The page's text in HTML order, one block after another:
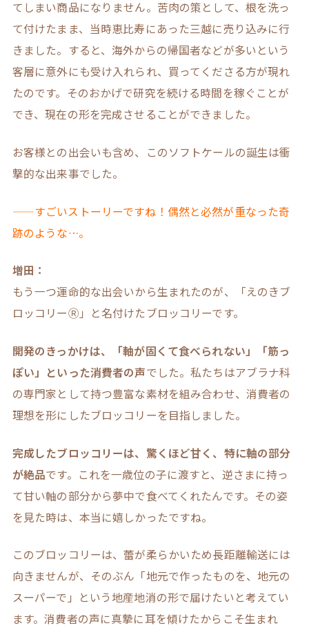
てしまい商品になりません。苦肉の策として、根を洗っ
て付けたまま、当時恵比寿にあった三越に売り込みに行
きました。すると、海外からの帰国者などが多いという
客層に意外にも受け入れられ、買ってくださる方が現れ
たのです。そのおかげで研究を続ける時間を稼ぐことが
でき、現在の形を完成させることができました。
お客様との出会いも含め、このソフトケールの誕生は衝
撃的な出来事でした。
——すごいストーリーですね！偶然と必然が重なった奇
跡のような…。
増田：
もう一つ運命的な出会いから生まれたのが、「えのきブ
ロッコリーⓇ」と名付けたブロッコリーです。
開発のきっかけは、「軸が固くて食べられない」「筋っ
ぽい」といった消費者の声でした。私たちはアブラナ科
の専門家として持つ豊富な素材を組み合わせ、消費者の
理想を形にしたブロッコリーを目指しました。
完成したブロッコリーは、驚くほど甘く、特に軸の部分
が絶品です。これを一歳位の子に渡すと、逆さまに持っ
て甘い軸の部分から夢中で食べてくれたんです。その姿
を見た時は、本当に嬉しかったですね。
このブロッコリーは、蕾が柔らかいため長距離輸送には
向きませんが、そのぶん「地元で作ったものを、地元の
スーパーで」という地産地消の形で届けたいと考えてい
ます。消費者の声に真摯に耳を傾けたからこそ生まれ